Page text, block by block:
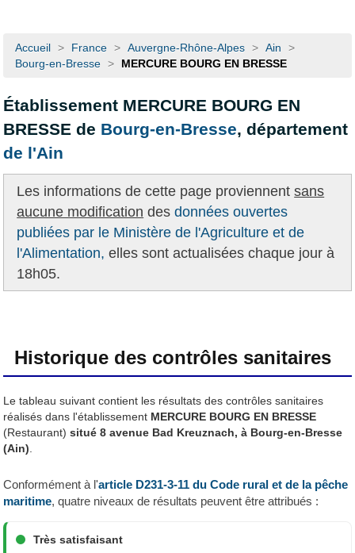
Accueil > France > Auvergne-Rhône-Alpes > Ain
>
Bourg-en-Bresse > MERCURE BOURG EN BRESSE
Établissement MERCURE BOURG EN
BRESSE de Bourg-en-Bresse, département
de l'Ain
Les informations de cette page proviennentsans
aucune modification desdonnées ouvertes
publiées par le Ministère de l'Agriculture et de
l'Alimentation, elles sont actualisées chaque jour à
18h05.
Historique des contrôles sanitaires
Le tableau suivant contient les résultats des contrôles sanitaires
réalisés dans l'établissement MERCURE BOURG EN BRESSE
(Restaurant) situé 8 avenue Bad Kreuznach, à Bourg-en-Bresse
(Ain)
Conformément à l'article D231-3-11 du Code rural et de la pêche
maritime, quatre niveaux de résultats peuvent être attribués :
Très satisfaisant